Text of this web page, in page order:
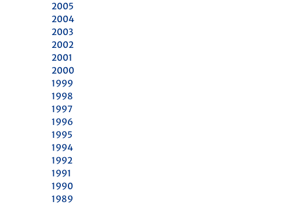
2005
2004
2003
2002
2001
2000
1999
1998
1997
1996
1995
1994
1992
1991
1990
1989